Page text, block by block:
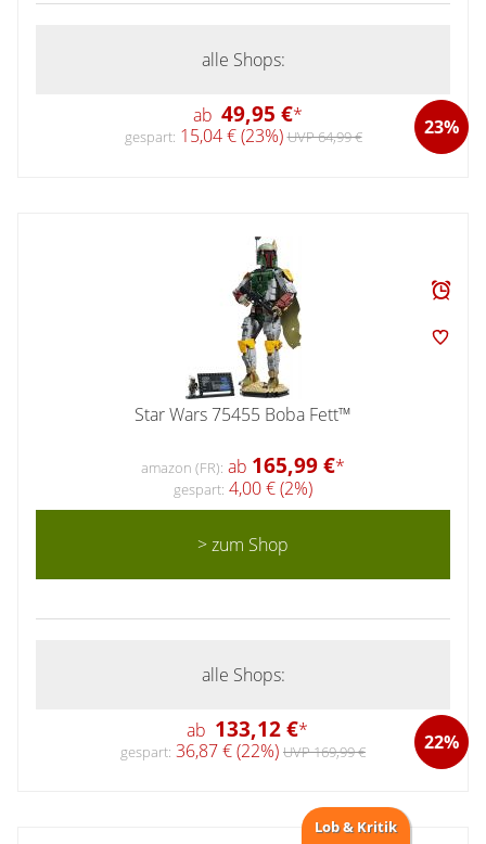
alle Shops:
ab 49,95 €* 23%
gespart: 15,04 € (23%)UVP 64,99 €
Star Wars 75455 Boba Fett™
amazon (FR): ab 165,99 €*
gespart: 4,00 € (2%)
> zum Shop
alle Shops:
ab 133,12 €* 22%
gespart: 36,87 € (22%) UVP 169,99 €
Lob & Kritik